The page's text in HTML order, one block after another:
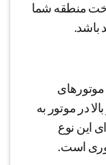
منطقه شما
باشد.
در موتور به
این نوع
است.